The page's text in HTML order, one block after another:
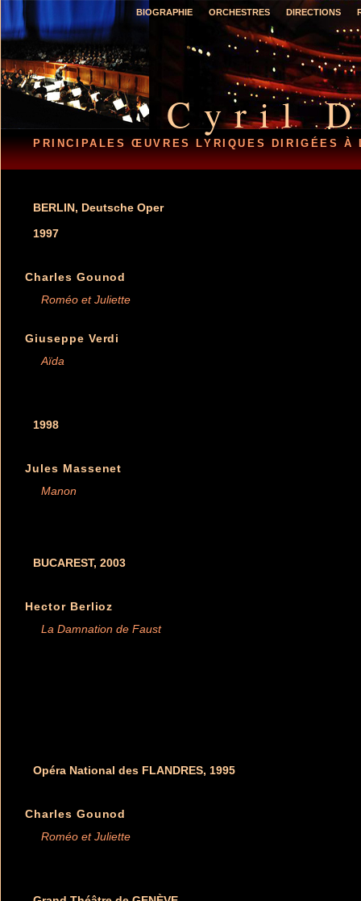
Cyril
BIOGRAPHIE ORCHESTRES DIRECTIONS
PRINCIPALES ŒUVRES LYRIQUES DIRIGÉES À
BERLIN, Deutsche Oper
1997
Charles Gounod
Roméo et Juliette
Giuseppe Verdi
Aïda
1998
Jules Massenet
Manon
BUCAREST, 2003
Hector Berlioz
La Damnation de Faust
Opéra National des FLANDRES, 1995
Charles Gounod
Roméo et Juliette